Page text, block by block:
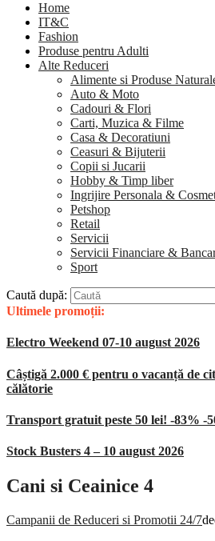
Home
IT&C
Fashion
Produse pentru Adulti
Alte Reduceri
Alimente si Produse
Auto & Moto
Cadouri & Flori
Carti, Muzica & Filme
Casa & Decoratiuni
Ceasuri & Bijuterii
Copii si Jucarii
Hobby & Timp liber
Ingrijire Personala &
Petshop
Retail
Servicii
Servicii Financiare &
Sport
Caută după:
Ultimele promoții:
Electro Weekend 07-10 august 2026
Câștigă 2.000 € pentru o vacanță de
călătorie
Transport gratuit peste 50 lei! -83% -
Stock Busters 4 – 10 august 2026
Cani si Ceainice 4
Campanii de Reduceri si Promotii 24/7